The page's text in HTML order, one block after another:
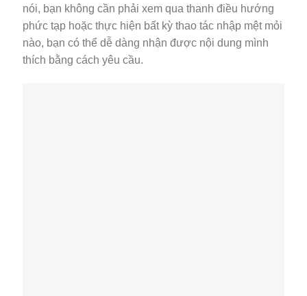
nói, bạn không cần phải xem qua thanh điều hướng
phức tạp hoặc thực hiện bất kỳ thao tác nhập mệt mỏi
nào, bạn có thể dễ dàng nhận được nội dung mình
thích bằng cách yêu cầu.